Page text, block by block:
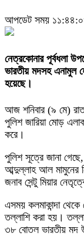
আপডেট সময় ১১:৪৪:০৪
নেত্রকোনার পূর্বধলা
ভারতীয় মদসহ এনামুল
হয়েছে।
আজ শনিবার (৯ মে) রাত
পুলিশ জারিয়া মোড়
করে।
পুলিশ সূত্রে জানা গেছে,
আব্দুল্লাহ আল মামুনের
জনাব সেন্টু মিয়ার
এসময় কলমাকান্দা
তল্লাশি করা হয়।
৩৮ বোতল ভারতীয় মদ